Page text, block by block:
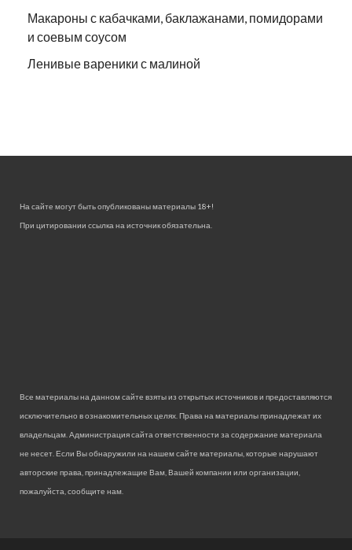
Макароны с кабачками, баклажанами, помидорами
и соевым соусом
Ленивые вареники с малиной
На сайте могут быть опубликованы материалы 18+!
При цитировании ссылка на источник обязательна.
Все материалы на данном сайте взяты из открытых источников и предоставляются
исключительно в ознакомительных целях. Права на материалы принадлежат их
владельцам. Администрация сайта ответственности за содержание материала
не несет. Если Вы обнаружили на нашем сайте материалы, которые нарушают
авторские права, принадлежащие Вам, Вашей компании или организации,
пожалуйста, сообщите нам.